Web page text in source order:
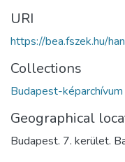
URI
https://bea.fszek.hu/
Collections
Budapest-képarchívum
Geographical
Budapest. 7. kerület.